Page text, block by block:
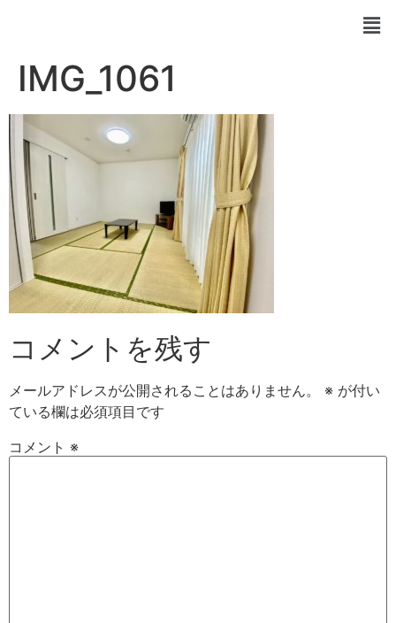
IMG_1061
コメントを残す
メールアドレスが公開されることはありません。 ※ が付い
ている欄は必須項目です
コメント ※